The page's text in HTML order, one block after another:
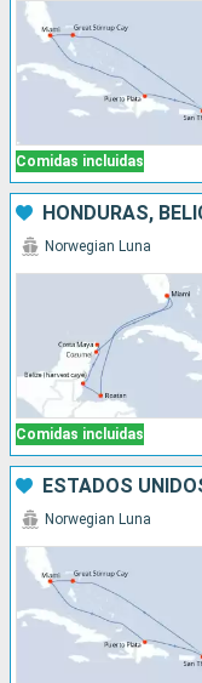
Comidas incluidas
Comidas incluidas
Norwegian Luna
Norwegian Luna